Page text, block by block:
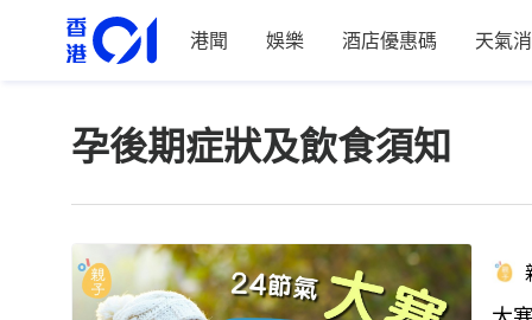
港聞 娛樂 酒店優惠碼 天氣
孕後期症狀及飲食須知